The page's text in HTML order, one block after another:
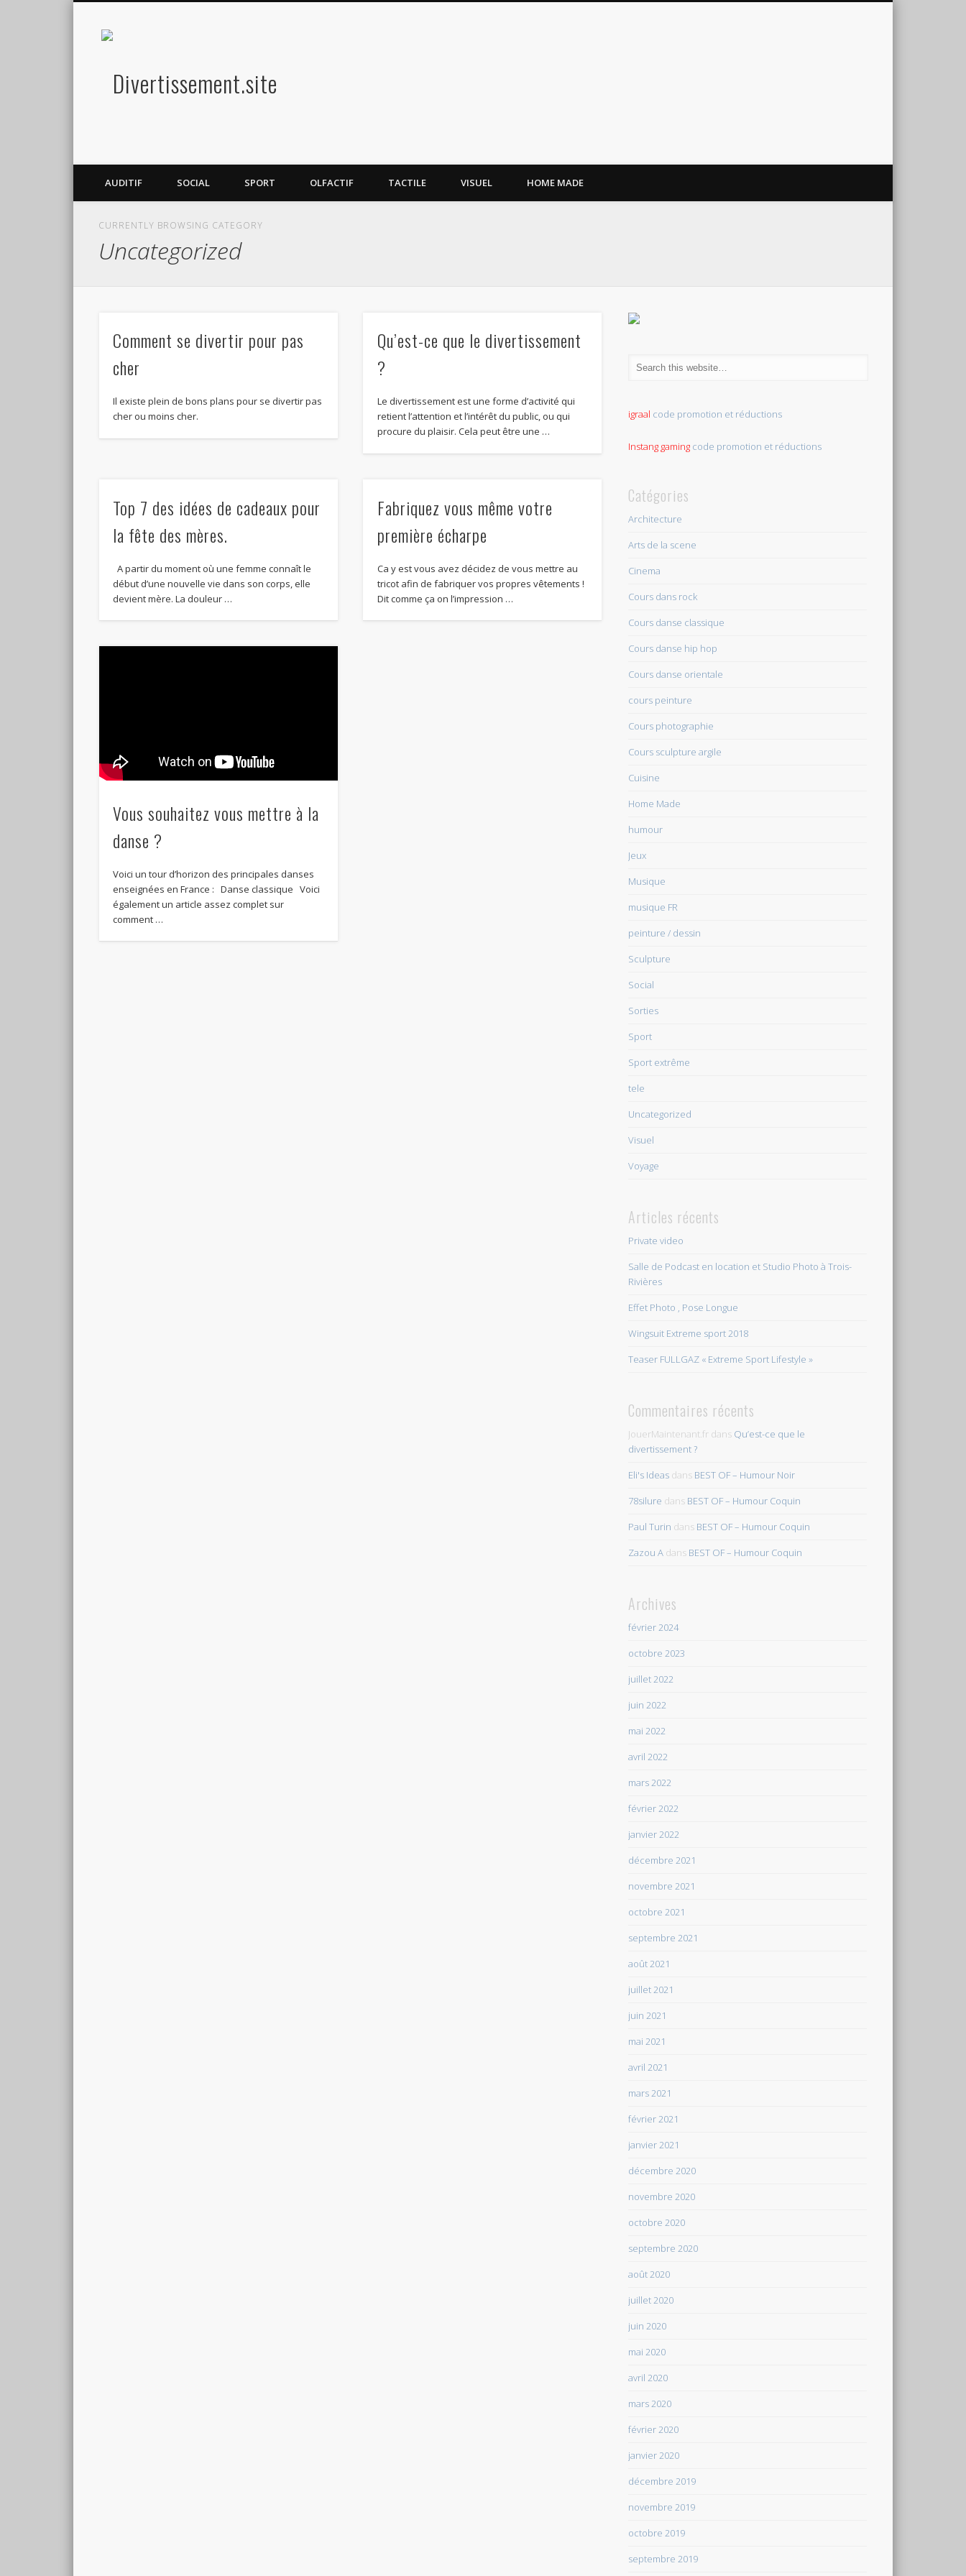
AUDITIF SOCIAL SPORT OLFACTIF TACTILE VISUEL HOME MADE
CURRENTLY BROWSING CATEGORY
Uncategorized
Comment se divertir pour pas
cher
Il existe plein de bons plans pour se divertir pas
cher ou moins cher.
Qu’est-ce que le divertissement
?
Le divertissement est une forme d’activité qui
retient l’attention et l’intérêt du public, ou qui
procure du plaisir. Cela peut être une …
Top 7 des idées de cadeaux pour
la fête des mères.
A partir du moment où une femme connaît le
début d’une nouvelle vie dans son corps, elle
devient mère. La douleur …
Fabriquez vous même votre
première écharpe
Ca y est vous avez décidez de vous mettre au
tricot afin de fabriquer vos propres vêtements !
Dit comme ça on l’impression …
Vous souhaitez vous mettre à la
danse ?
Voici un tour d’horizon des principales danses
enseignées en France : Danse classique Voici
également un article assez complet sur
comment …
igraal code promotion et réductions
Instang gaming code promotion et réductions
Catégories
Architecture
Arts de la scene
Cinema
Cours dans rock
Cours danse classique
Cours danse hip hop
Cours danse orientale
cours peinture
Cours photographie
Cours sculpture argile
Cuisine
Home Made
humour
Jeux
Musique
musique FR
peinture / dessin
Sculpture
Social
Sorties
Sport
Sport extrême
tele
Uncategorized
Visuel
Voyage
Articles récents
Private video
Salle de Podcast en location et Studio Photo à Trois-
Rivières
Effet Photo , Pose Longue
Wingsuit Extreme sport 2018
Teaser FULLGAZ « Extreme Sport Lifestyle »
Commentaires récents
JouerMaintenant.fr dans Qu’est-ce que le
divertissement ?
Eli's Ideas dans BEST OF – Humour Noir
78silure dans BEST OF – Humour Coquin
Paul Turin dans BEST OF – Humour Coquin
Zazou A dans BEST OF – Humour Coquin
Archives
février 2024
octobre 2023
juillet 2022
juin 2022
mai 2022
avril 2022
mars 2022
février 2022
janvier 2022
décembre 2021
novembre 2021
octobre 2021
septembre 2021
août 2021
juillet 2021
juin 2021
mai 2021
avril 2021
mars 2021
février 2021
janvier 2021
décembre 2020
novembre 2020
octobre 2020
septembre 2020
août 2020
juillet 2020
juin 2020
mai 2020
avril 2020
mars 2020
février 2020
janvier 2020
décembre 2019
novembre 2019
octobre 2019
septembre 2019